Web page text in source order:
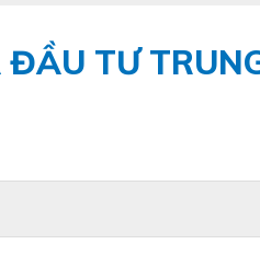
ĐẦU TƯ